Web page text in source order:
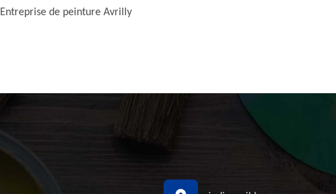
Entreprise de peinture Avrilly